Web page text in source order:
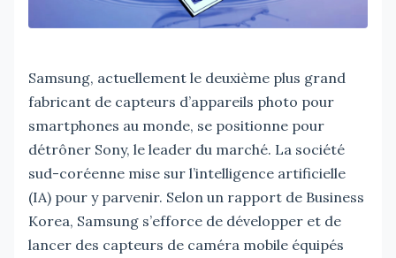
Samsung, actuellement le deuxième plus grand
fabricant de capteurs d’appareils photo pour
smartphones au monde, se positionne pour
détrôner Sony, le leader du marché. La société
sud-coréenne mise sur l’intelligence artificielle
(IA) pour y parvenir. Selon un rapport de Business
Korea, Samsung s’efforce de développer et de
lancer des capteurs de caméra mobile équipés